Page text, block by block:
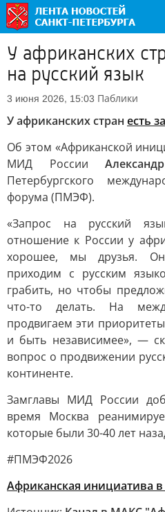
У африканских
на русский язык
3 июня 2026, 15:03 Паблики
У африканских стран есть
Об этом «Африканской
МИД России
Петербургского
форума (ПМЭФ).
«Запрос на русский
отношение к России у
хорошее, мы друзья.
приходим с русским
грабить, но чтобы
что-то делать. На
продвигаем эти
и быть независимее», —
вопрос о продвижении
континенте.
Замглавы МИД России
время Москва
которые были 30-40 лет
#ПМЭФ2026
Африканская инициатива в